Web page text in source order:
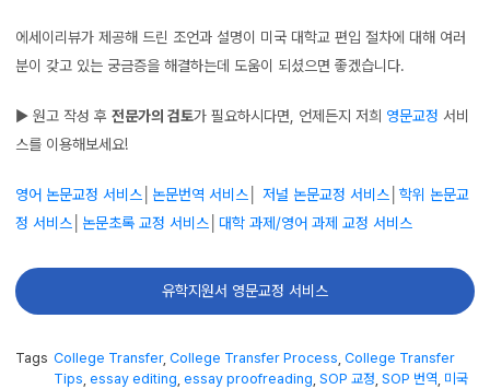
에세이리뷰가 제공해 드린 조언과 설명이 미국 대학교 편입 절차에 대해 여러
분이 갖고 있는 궁금증을 해결하는데 도움이 되셨으면 좋겠습니다.
▶ 원고 작성 후 전문가의 검토가 필요하시다면, 언제든지 저희 영문교정 서비
스를 이용해보세요!
영어 논문교정 서비스 논문번역 서비스 저널 논문교정 서비스 학위 논문교
정 서비스
논문초록 교정 서비스 대학 과제/영어 과제 교정 서비스
유학지원서 영문교정 서비스
Tags College Transfer, College Transfer Process College Transfer
Tips essay editing essay proofreading SOP 교정 SOP 번역 미국